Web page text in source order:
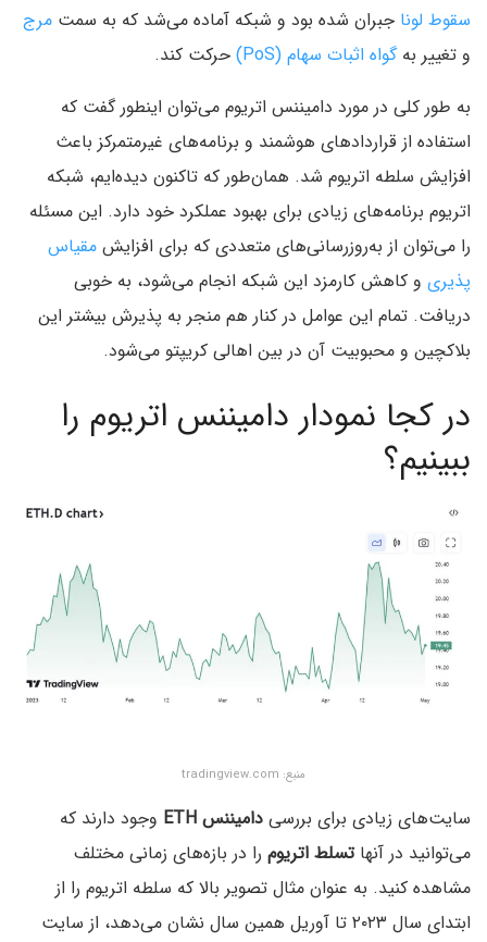
سقوط لونا جبران شده بود و شبکه آماده می‌شد که به سمت مرج
و تغییر بهگواه اثبات سهام (PoS)
حرکت کند.
به طور کلی در مورد دامیننس اتریوم می‌توان اینطور گفت که
استفاده از قراردادهای هوشمند و برنامه‌های غیرمتمرکز باعث
افزایش سلطه اتریوم شد. همان‌طور که تاکنون دیده‌ایم، شبکه
اتریوم برنامه‌های زیادی برای بهبود عملکرد خود دارد. این مسئله
را می‌توان از به‌روزرسانی‌های متعددی که برای افزایش مقیاس
پذیری و کاهش کارمزد این شبکه انجام می‌شود، به خوبی
دریافت. تمام این عوامل در کنار هم منجر به پذیرش بیشتر این
بلاکچین و محبوبیت آن در بین اهالی کریپتو می‌شود.
در کجا نمودار دامیننس اتریوم را
ببینیم؟
منبع: tradingview.com
سایت‌های زیادی برای بررسی دامیننس ETH
وجود دارند که
می‌توانید در آنهاتسلط اتریوم را در بازه‌های زمانی مختلف
مشاهده کنید. به عنوان مثال تصویر بالا که سلطه اتریوم را از
ابتدای سال ۲۰۲۳ تا آوریل همین سال نشان می‌دهد، از سایت